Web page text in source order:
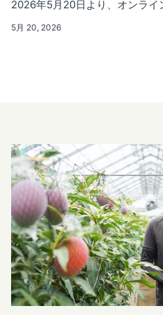
2026年5月20日より、オンライ
5月 20, 2026